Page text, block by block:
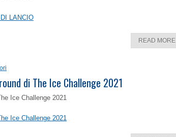
LANCIO
READ MORE
di The Ice Challenge 2021
Ice Challenge 2021
Ice Challenge 2021